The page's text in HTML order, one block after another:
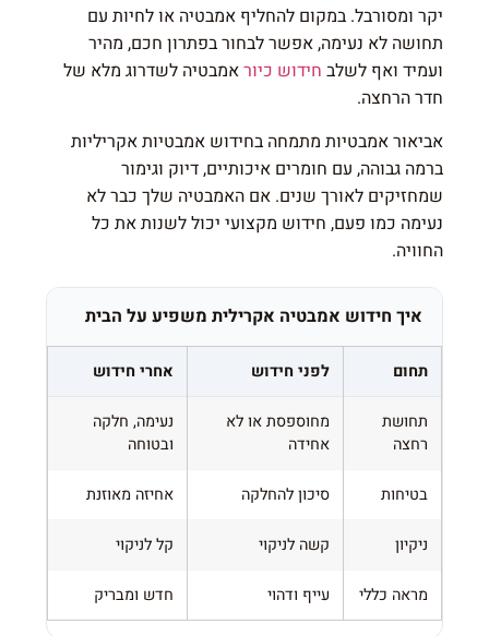
יקר ומסורבל. במקום להחליף אמבטיה או לחיות עם
תחושה לא נעימה, אפשר לבחור בפתרון חכם, מהיר
ועמיד ואף לשלב חידוש כיוראמבטיה לשדרוג מלא של
חדר הרחצה.
אביאור אמבטיות מתמחה בחידוש אמבטיות אקריליות
ברמה גבוהה, עם חומרים איכותיים, דיוק וגימור
שמחזיקים לאורך שנים. אם האמבטיה שלך כבר לא
נעימה כמו פעם, חידוש מקצועי יכול לשנות את כל
החוויה.
איך חידוש אמבטיה אקרילית משפיע על הבית
תחום לפני חידוש אחרי חידוש
תחושת
רחצה
מחוספסת או לא
אחידה
נעימה, חלקה
ובטוחה
בטיחות סיכון להחלקה אחיזה מאוזנת
ניקיון קשה לניקוי קל לניקוי
מראה כללי עייף ודהוי חדש ומבריק